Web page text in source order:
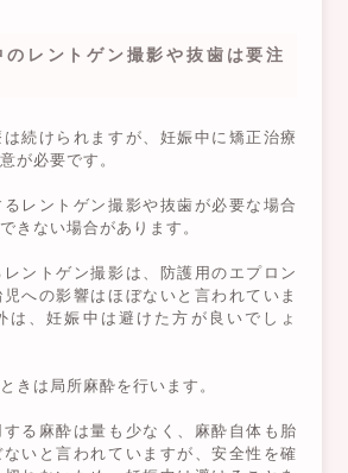
レントゲン撮影や抜歯は要注
続けられますが、妊娠中に矯正治療
が必要です。
レントゲン撮影や抜歯が必要な場合
きない場合があります。
ントゲン撮影は、防護用のエプロン
への影響はほぼないと言われていま
は、妊娠中は避けた方が良いでしょ
きは局所麻酔を行います。
る麻酔は量も少なく、麻酔自体も胎
いと言われていますが、安全性を確